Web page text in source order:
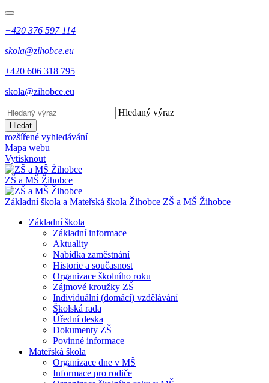
+420 376 597 114
skola@zihobce.eu
+420 606 318 795
skola@zihobce.eu
Hledaný výraz
Hledat
rozšířené vyhledávání
Mapa webu
Vytisknout
ZŠ a MŠ Žihobce
Základní škola a Mateřská škola Žihobce ZŠ a MŠ Žihobce
Základní škola
Základní informace
Aktuality
Nabídka zaměstnání
Historie a současnost
Organizace školního roku
Zájmové kroužky ZŠ
Individuální (domácí) vzdělávání
Školská rada
Úřední deska
Dokumenty ZŠ
Povinné informace
Mateřská škola
Organizace dne v MŠ
Informace pro rodiče